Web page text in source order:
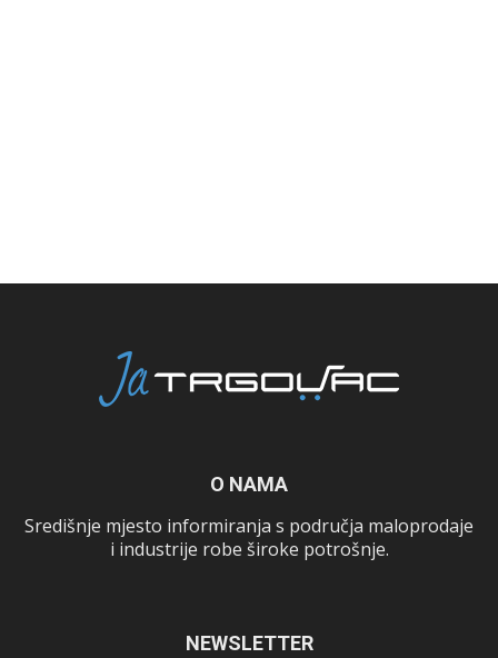
O NAMA
Središnje mjesto informiranja s područja maloprodaje
i industrije robe široke potrošnje.
NEWSLETTER